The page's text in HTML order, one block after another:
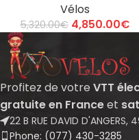
Vélos
5,320.00€ 4,850.00€
Profitez de votre VTT
gratuite en Franceet
22 B RUE DAVID D'ANGERS,
Phone: (077) 430-3285